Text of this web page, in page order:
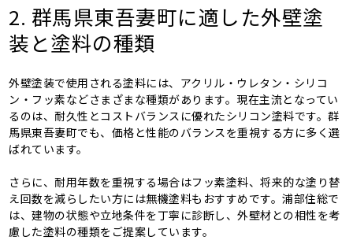
2. 群馬県東吾妻町に適した外壁塗
装と塗料の種類
外壁塗装で使用される塗料には、アクリル・ウレタン・シリコ
ン・フッ素などさまざまな種類があります。現在主流となってい
るのは、耐久性とコストバランスに優れたシリコン塗料です。群
馬県東吾妻町でも、価格と性能のバランスを重視する方に多く選
ばれています。
さらに、耐用年数を重視する場合はフッ素塗料、将来的な塗り替
え回数を減らしたい方には無機塗料もおすすめです。浦部住総で
は、建物の状態や立地条件を丁寧に診断し、外壁材との相性を考
慮した塗料の種類をご提案しています。